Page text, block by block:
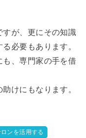
すが、更にその知識
必要もあります。
も、専門家の手を借
けにもなります。
ンを活用する